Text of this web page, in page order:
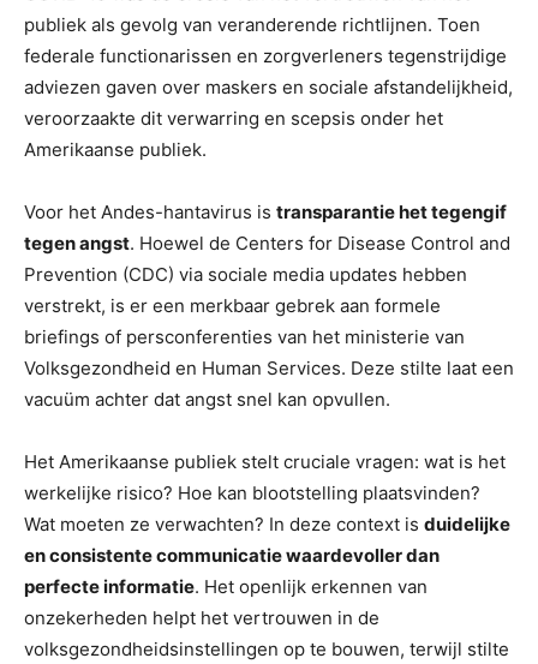
publiek als gevolg van veranderende richtlijnen. Toen
federale functionarissen en zorgverleners tegenstrijdige
adviezen gaven over maskers en sociale afstandelijkheid,
veroorzaakte dit verwarring en scepsis onder het
Amerikaanse publiek.
Voor het Andes-hantavirus is transparantie het tegengif
tegen angst. Hoewel de Centers for Disease Control and
Prevention (CDC) via sociale media updates hebben
verstrekt, is er een merkbaar gebrek aan formele
briefings of persconferenties van het ministerie van
Volksgezondheid en Human Services. Deze stilte laat een
vacuüm achter dat angst snel kan opvullen.
Het Amerikaanse publiek stelt cruciale vragen: wat is het
werkelijke risico? Hoe kan blootstelling plaatsvinden?
Wat moeten ze verwachten? In deze context is duidelijke
en consistente communicatie waardevoller dan
perfecte informatie. Het openlijk erkennen van
onzekerheden helpt het vertrouwen in de
volksgezondheidsinstellingen op te bouwen, terwijl stilte